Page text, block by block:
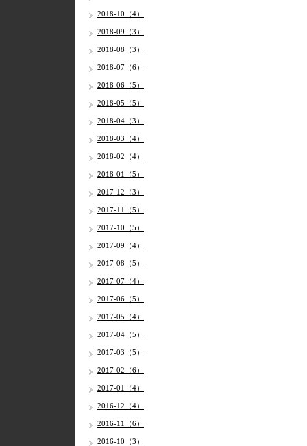
2018-10（4）
2018-09（3）
2018-08（3）
2018-07（6）
2018-06（5）
2018-05（5）
2018-04（3）
2018-03（4）
2018-02（4）
2018-01（5）
2017-12（3）
2017-11（5）
2017-10（5）
2017-09（4）
2017-08（5）
2017-07（4）
2017-06（5）
2017-05（4）
2017-04（5）
2017-03（5）
2017-02（6）
2017-01（4）
2016-12（4）
2016-11（6）
2016-10（3）